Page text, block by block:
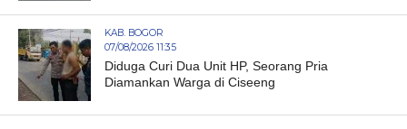
KAB. BOGOR
07/08/2026 11:35
Diduga Curi Dua Unit HP, Seorang Pria
Diamankan Warga di Ciseeng